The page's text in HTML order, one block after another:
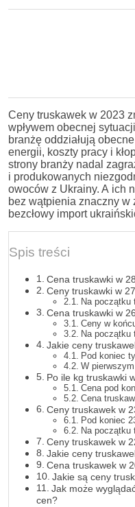
Ceny truskawek w 2023
wpływem obecnej
branżę oddziałują
energii, koszty pracy i
strony branży nadal
i produkowanych
owoców z Ukrainy. A ich
bez wątpienia znaczny
bezcłowy import
Spis treści
Cena truskawki w
Ceny truskawki w
Na początku
Cena truskawki w
Ceny w
Na początku
Jakie ceny
Pod koniec
W
Po ile kg truskawki
Cena pod
Cena
Ceny truskawek w
Pod koniec
Na początku
Ceny truskawek w
Jakie ceny
Cena truskawek w
Jakie są ceny
Jak może
cen?